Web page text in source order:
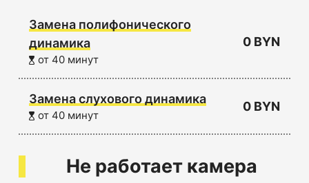
Замена полифонического
динамика
от 40 минут
0 BYN
Замена слухового динамика
от 40 минут
0 BYN
Не работает камера